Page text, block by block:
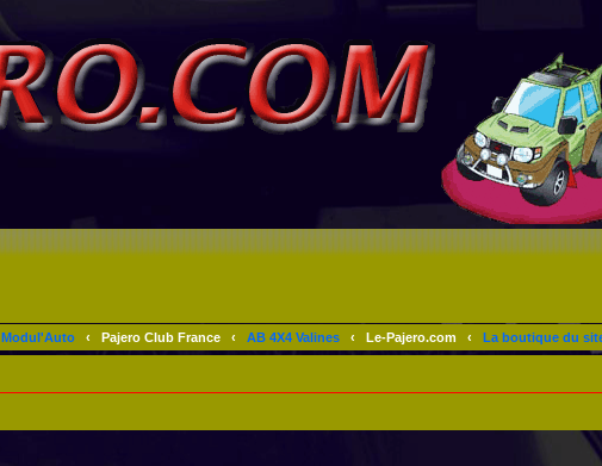
Modul'Auto ‹ Pajero Club France ‹ AB 4X4 Valines ‹ Le-Pajero.com ‹ La boutique du